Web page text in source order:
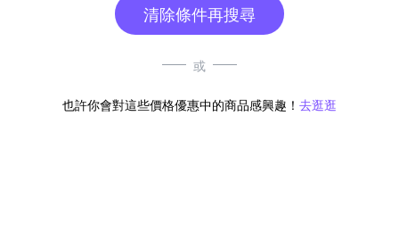
清除條件再搜尋
或
也許你會對這些價格優惠中的商品感興趣！ 去逛逛